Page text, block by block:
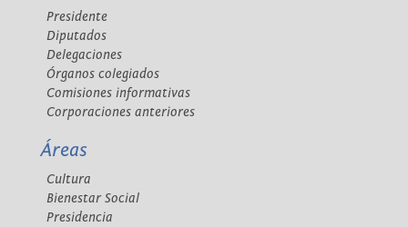
Presidente
Diputados
Delegaciones
Órganos colegiados
Comisiones informativas
Corporaciones anteriores
Áreas
Cultura
Bienestar Social
Presidencia